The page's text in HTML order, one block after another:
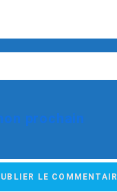
prochain